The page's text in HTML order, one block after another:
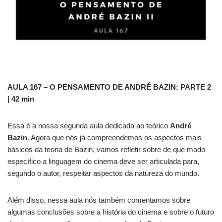
AULA 167 – O PENSAMENTO DE ANDRÉ BAZIN: PARTE 2
| 42 min
Essa é a nossa segunda aula dedicada ao teórico André
Bazin. ​Agora que nós já compreendemos os aspectos mais
básicos da teoria de Bazin, vamos refletir sobre de que modo
específico a linguagem do cinema deve ser articulada para,
segundo o autor, respeitar aspectos da natureza do mundo.
Além disso, nessa aula nós também comentamos sobre
algumas conclusões sobre a história do cinema e sobre o futuro